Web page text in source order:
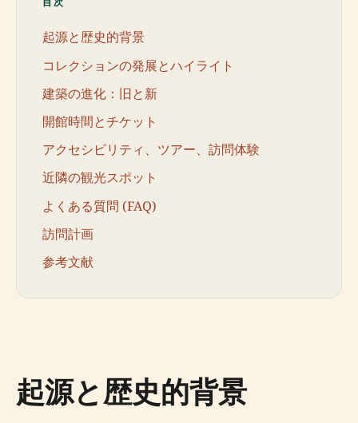
起源と歴史的背景
コレクションの発展とハイライト
建築の進化：旧と新
開館時間とチケット
アクセシビリティ、ツアー、訪問体験
近隣の観光スポット
よくある質問 (FAQ)
訪問計画
参考文献
起源と歴史的背景